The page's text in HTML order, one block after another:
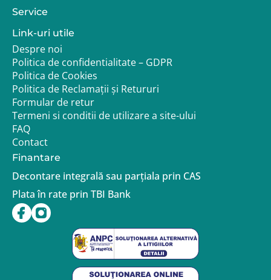
Service
Link-uri utile
Despre noi
Politica de confidentialitate – GDPR
Politica de Cookies
Politica de Reclamații și Retururi
Formular de retur
Termeni si conditii de utilizare a site-ului
FAQ
Contact
Finantare
Decontare integrală sau parțiala prin CAS
Plata în rate prin TBI Bank